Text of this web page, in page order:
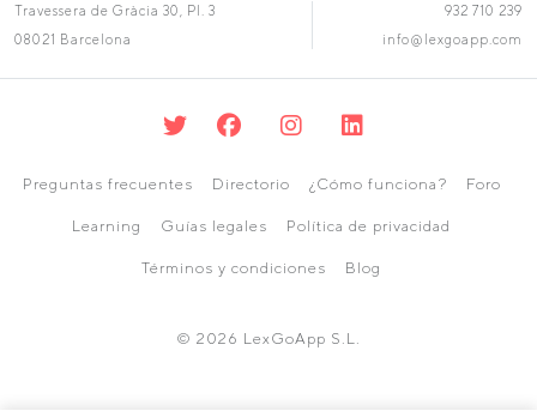
Travessera de Gràcia 30, Pl. 3
08021 Barcelona
932 710 239
info@lexgoapp.com
Preguntas frecuentes Directorio ¿Cómo funciona? Foro
Learning Guías legales Política de privacidad
Términos y condiciones Blog
© 2026 LexGoApp S.L.